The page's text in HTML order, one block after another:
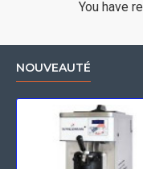
You have
NOUVEAUTÉ